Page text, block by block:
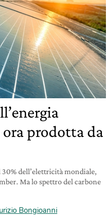
prodotta da
dell’elettricità mondiale,
Ma lo spettro del carbone
Bongioanni